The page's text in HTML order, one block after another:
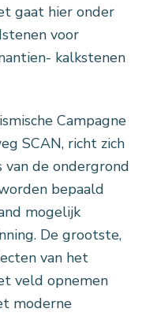
gaat hier onder
voor
kalkstenen
Campagne
SCAN, richt zich
de ondergrond
bepaald
mogelijk
De grootste,
van het
veld opnemen
moderne